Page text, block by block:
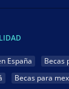
España
Becas
Becas para